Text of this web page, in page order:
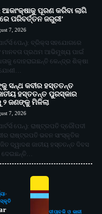
ପୂରଣ କରିବା ଲାଗି
ପରିବର୍ତ୍ତନ ଜରୁରୀ’
7, 2026
ପେନ୍‌): ବ୍ରିକ୍ସ ସହଯୋଗରେ
ମାନବତା ପ୍ରଥମ ଆଭିମୁଖ୍ୟ ପାଇଁ
ଦୋହରାଇଛନ୍ତି କେନ୍ଦ୍ର ଶିକ୍ଷା
ସନ୍ଥ କବୀର ହସ୍ତତନ୍ତ
ହସ୍ତତନ୍ତ ପୁରସ୍କାର
୨ ଜଣଙ୍କୁ ମିଳିଲା
7, 2026
ପେନ୍‌): ରାଷ୍ଟ୍ରପତି ଦ୍ରୌପଦୀ
ରାଷ୍ଟ୍ରପତି ଭବନ ସାଂସ୍କୃତିକ
ଦ୍ୱାଦଶ ଜାତୀୟ ହସ୍ତତନ୍ତ ଦିବସ
ଦେଇଛନ୍ତି…
ଦୀପାବଳି ଓ କାଳୀ